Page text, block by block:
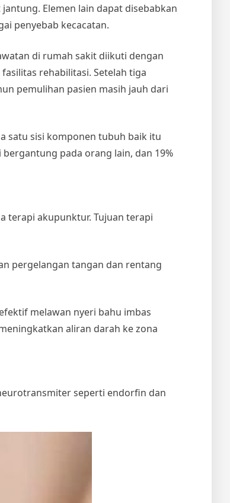
Elemen lain dapat disebabkan
penyebab kecacatan.
di rumah sakit diikuti dengan
rehabilitasi. Setelah tiga
pemulihan pasien masih jauh dari
satu sisi komponen tubuh baik itu
pada orang lain, dan 19%
terapi akupunktur. Tujuan terapi
pergelangan tangan dan rentang
melawan nyeri bahu imbas
aliran darah ke zona
seperti endorfin dan